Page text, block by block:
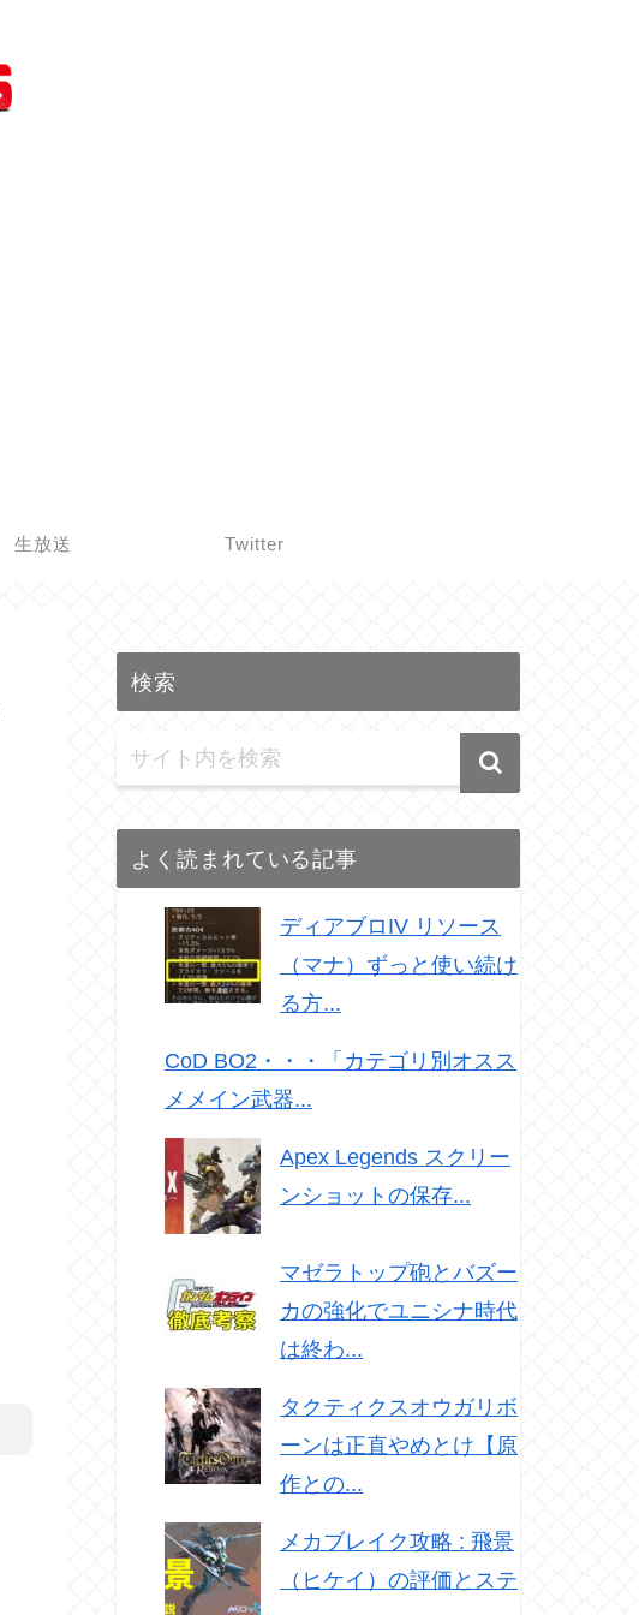
生放送 Twitter
検索
よく読まれている記事
ディアブロIV リソース
（マナ）ずっと使い続け
る方...
CoD BO2・・・「カテゴリ別オスス
メメイン武器...
Apex Legends スクリー
ンショットの保存...
マゼラトップ砲とバズー
カの強化でユニシナ時代
は終わ...
タクティクスオウガリボ
ーンは正直やめとけ【原
作との...
メカブレイク攻略 : 飛景
（ヒケイ）の評価とステ